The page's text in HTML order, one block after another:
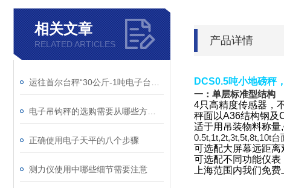
相关文章
RELATED ARTICLES
正确使用电子天平的八个步骤
测力仪使用中哪些细节需要注意
产品详情
DCS0.5吨小地磅秤
一：单层标准型结构
4只高精度传感器，
秤面以A36结构钢及
适于用吊装物料称量
0.5t,1t,2t,3t,5t,8t,10t
可选配大屏幕远距离
可选配不同功能仪
上海范围内我们免